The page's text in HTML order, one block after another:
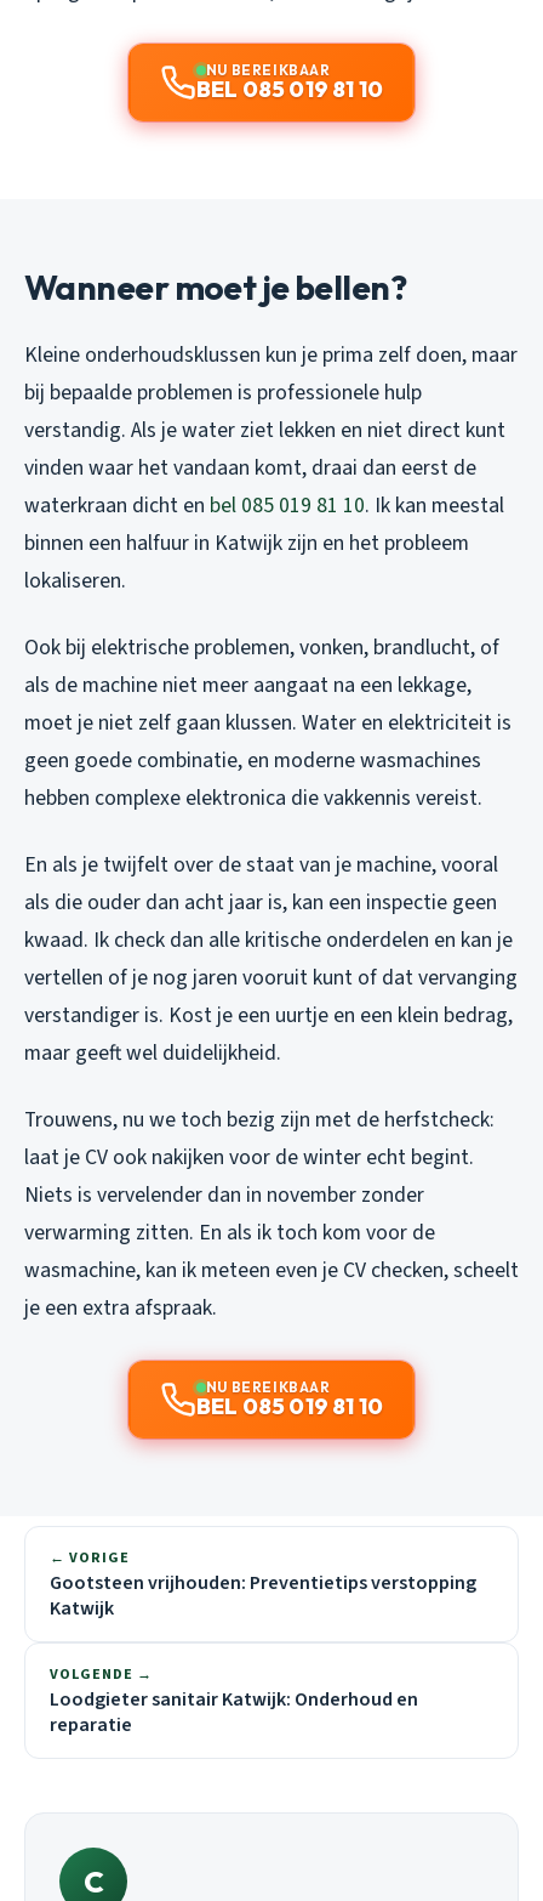
NU BEREIKBAAR
BEL 085 019 81 10
Wanneer moet je bellen?
Kleine onderhoudsklussen kun je prima zelf doen, maar
bij bepaalde problemen is professionele hulp
verstandig. Als je water ziet lekken en niet direct kunt
vinden waar het vandaan komt, draai dan eerst de
waterkraan dicht en bel 085 019 81 10. Ik kan meestal
binnen een halfuur in Katwijk zijn en het probleem
lokaliseren.
Ook bij elektrische problemen, vonken, brandlucht, of
als de machine niet meer aangaat na een lekkage,
moet je niet zelf gaan klussen. Water en elektriciteit is
geen goede combinatie, en moderne wasmachines
hebben complexe elektronica die vakkennis vereist.
En als je twijfelt over de staat van je machine, vooral
als die ouder dan acht jaar is, kan een inspectie geen
kwaad. Ik check dan alle kritische onderdelen en kan je
vertellen of je nog jaren vooruit kunt of dat vervanging
verstandiger is. Kost je een uurtje en een klein bedrag,
maar geeft wel duidelijkheid.
Trouwens, nu we toch bezig zijn met de herfstcheck:
laat je CV ook nakijken voor de winter echt begint.
Niets is vervelender dan in november zonder
verwarming zitten. En als ik toch kom voor de
wasmachine, kan ik meteen even je CV checken, scheelt
je een extra afspraak.
NU BEREIKBAAR
BEL 085 019 81 10
← VORIGE
Gootsteen vrijhouden: Preventietips verstopping
Katwijk
VOLGENDE →
Loodgieter sanitair Katwijk: Onderhoud en
reparatie
C